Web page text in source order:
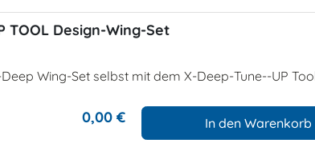
TOOL Design-Wing-Set
Wing-Set selbst mit dem X-Deep-Tune--UP
0,00 € In den Warenkorb